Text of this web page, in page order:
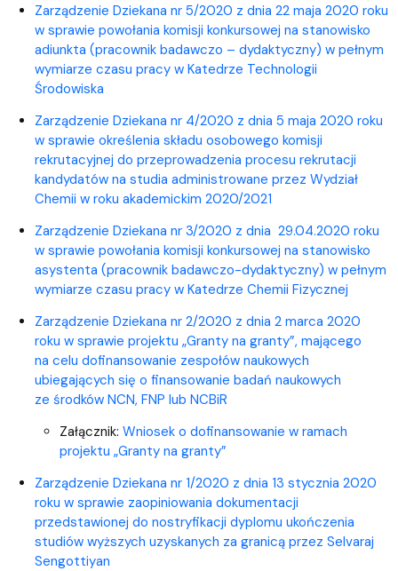
Zarządzenie Dziekana nr 5/2020 z dnia 22 maja 2020 roku
w sprawie powołania komisji konkursowej na stanowisko
adiunkta (pracownik badawczo – dydaktyczny) w pełnym
wymiarze czasu pracy w Katedrze Technologii
Środowiska
Zarządzenie Dziekana nr 4/2020 z dnia 5 maja 2020 roku
w sprawie określenia składu osobowego komisji
rekrutacyjnej do przeprowadzenia procesu rekrutacji
kandydatów na studia administrowane przez Wydział
Chemii w roku akademickim 2020/2021
Zarządzenie Dziekana nr 3/2020 z dnia 29.04.2020 roku
w sprawie powołania komisji konkursowej na stanowisko
asystenta (pracownik badawczo-dydaktyczny) w pełnym
wymiarze czasu pracy w Katedrze Chemii Fizycznej
Zarządzenie Dziekana nr 2/2020 z dnia 2 marca 2020
roku w sprawie projektu „Granty na granty”, mającego
na celu dofinansowanie zespołów naukowych
ubiegających się o finansowanie badań naukowych
ze środków NCN, FNP lub NCBiR
Załącznik: Wniosek o dofinansowanie w ramach
projektu „Granty na granty”
Zarządzenie Dziekana nr 1/2020 z dnia 13 stycznia 2020
roku w sprawie zaopiniowania dokumentacji
przedstawionej do nostryfikacji dyplomu ukończenia
studiów wyższych uzyskanych za granicą przez Selvaraj
Sengottiyan